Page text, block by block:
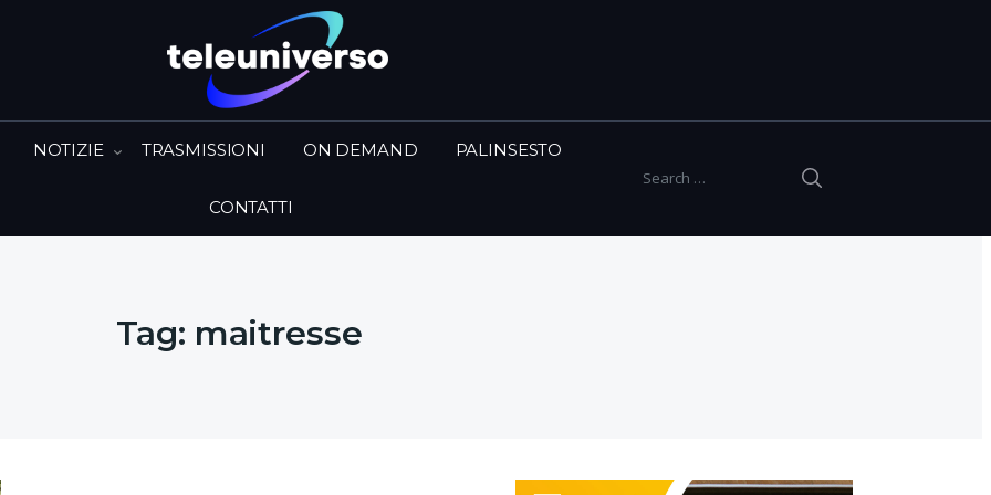
Search for:
NOTIZIE TRASMISSIONI ON DEMAND PALINSESTO
CONTATTI
Tag: maitresse